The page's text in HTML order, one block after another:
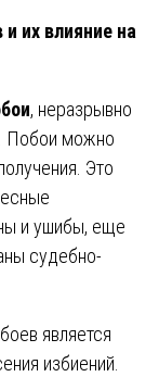
их влияние на
, неразрывно
Побои можно
Это
и ушибы, еще
судебно-
является
избиений.